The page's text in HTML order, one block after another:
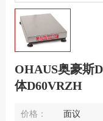
OHAUS奥豪斯
体D60VRZH
价格： 面议